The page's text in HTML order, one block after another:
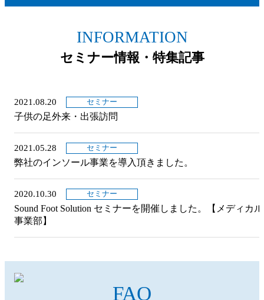
INFORMATION
セミナー情報・特集記事
2021.08.20 セミナー
子供の足外来・出張訪問
2021.05.28 セミナー
弊社のインソール事業を導入頂きました。
2020.10.30 セミナー
Sound Foot Solution セミナーを開催しました。【メディカル
事業部】
FAQ